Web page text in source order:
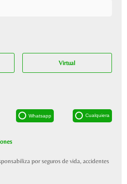
Virtual
Whatsapp Cualquiera
por seguros de vida, accidentes